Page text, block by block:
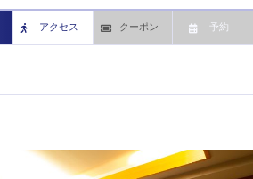
アクセス クーポン 予約